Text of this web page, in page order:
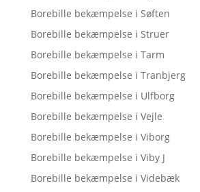
Borebille bekæmpelse i Søften
Borebille bekæmpelse i Struer
Borebille bekæmpelse i Tarm
Borebille bekæmpelse i Tranbjerg
Borebille bekæmpelse i Ulfborg
Borebille bekæmpelse i Vejle
Borebille bekæmpelse i Viborg
Borebille bekæmpelse i Viby J
Borebille bekæmpelse i Videbæk